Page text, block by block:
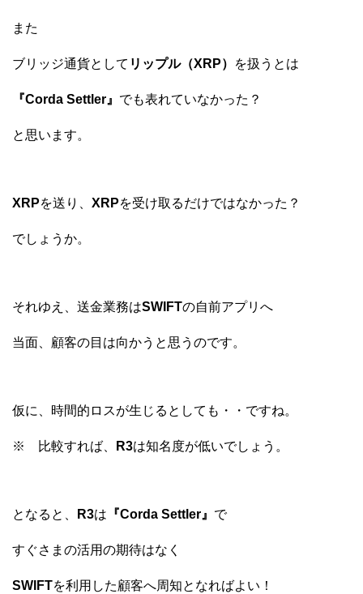
また
ブリッジ通貨として リップル（XRP） を扱うとは
『Corda Settler』 でも表れていなかった？
と思います。
XRPを送り、 XRPを受け取るだけではなかった？
でしょうか。
それゆえ、送金業務はSWIFTの自前アプリへ
当面、顧客の目は向かうと思うのです。
仮に、時間的ロスが生じるとしても・・ですね。
※ 比較すれば、 R3は知名度が低いでしょう。
となると、 R3は 『Corda Settler』 で
すぐさまの活用の期待はなく
SWIFTを利用した顧客へ周知となればよい！